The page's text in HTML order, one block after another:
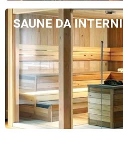
SAUNE DA INTERNI